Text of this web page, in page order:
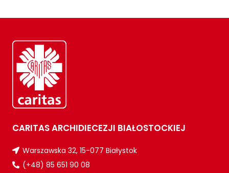
CARITAS ARCHIDIECEZJI BIAŁOSTOCKIEJ
Warszawska 32, 15-077 Białystok
(+48) 85 651 90 08